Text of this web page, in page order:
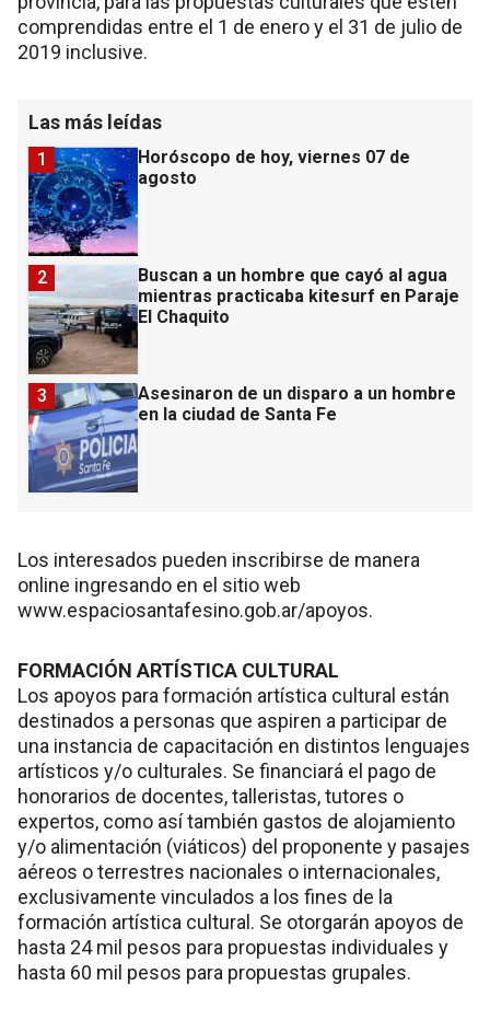
comprendidas entre el 1 de enero y el 31 de julio de
2019 inclusive.
Las más leídas
Horóscopo de hoy, viernes 07 de
agosto
1
Buscan a un hombre que cayó al agua
mientras practicaba kitesurf en Paraje
El Chaquito
2
Asesinaron de un disparo a un hombre
en la ciudad de Santa Fe
3
Los interesados pueden inscribirse de manera
online ingresando en el sitio web
www.espaciosantafesino.gob.ar/apoyos.
FORMACIÓN ARTÍSTICA CULTURAL
Los apoyos para formación artística cultural están
destinados a personas que aspiren a participar de
una instancia de capacitación en distintos lenguajes
artísticos y/o culturales. Se financiará el pago de
honorarios de docentes, talleristas, tutores o
expertos, como así también gastos de alojamiento
y/o alimentación (viáticos) del proponente y pasajes
aéreos o terrestres nacionales o internacionales,
exclusivamente vinculados a los fines de la
formación artística cultural. Se otorgarán apoyos de
hasta 24 mil pesos para propuestas individuales y
hasta 60 mil pesos para propuestas grupales.